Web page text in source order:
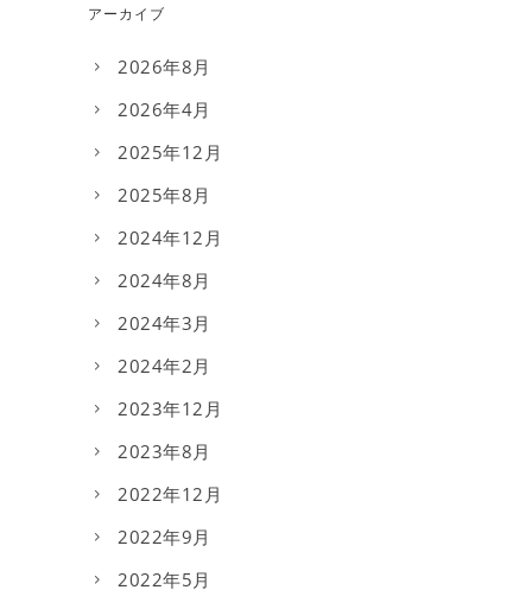
アーカイブ
2026年8月
2026年4月
2025年12月
2025年8月
2024年12月
2024年8月
2024年3月
2024年2月
2023年12月
2023年8月
2022年12月
2022年9月
2022年5月